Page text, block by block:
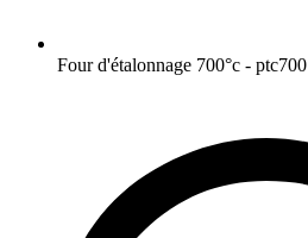
Four d'étalonnage 700°c - ptc700